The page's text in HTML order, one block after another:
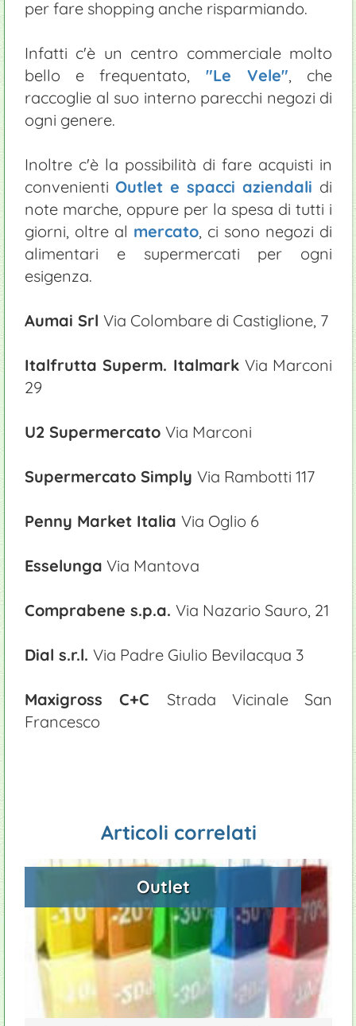
Parchi e Natura: Oasi di San Francesco
Camminata da Rivoltella a Desenzano lungolago
Chiese
Campeggi
Appartamenti
Ristoranti
Fast food
Eventi sagre
Ciclismo
Equitazione
Pista ciclabile Brescia / Desenzano
Serre e vivai
Enogastronomia: prodotti tipici
Manutenzione piscine
Giardinieri
per fare shopping anche risparmiando.
Infatti c'è un centro commerciale molto
bello e frequentato, "Le Vele", che
raccoglie al suo interno parecchi negozi di
ogni genere.
Inoltre c'è la possibilità di fare acquisti in
convenienti Outlet e spacci aziendali di
note marche, oppure per la spesa di tutti i
giorni, oltre al mercato, ci sono negozi di
alimentari e supermercati per ogni
esigenza.
Aumai Srl Via Colombare di Castiglione, 7
Italfrutta Superm. Italmark Via Marconi
29
U2 Supermercato Via Marconi
Supermercato Simply Via Rambotti 117
Penny Market Italia Via Oglio 6
Esselunga Via Mantova
Comprabene s.p.a. Via Nazario Sauro, 21
Dial s.r.l. Via Padre Giulio Bevilacqua 3
Maxigross C+C Strada Vicinale San
Francesco
Articoli correlati
Outlet